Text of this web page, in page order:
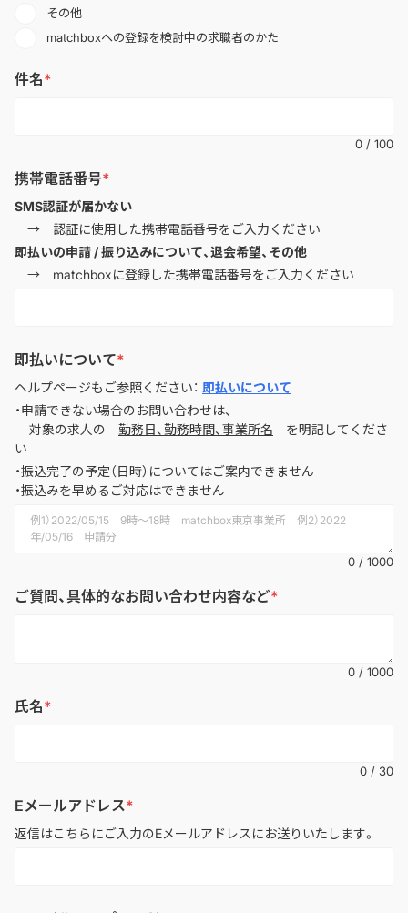
その他
matchboxへの登録を検討中の求職者のかた
件名
0 / 100
携帯電話番号
SMS認証が届かない
→ 認証に使用した携帯電話番号をご入力ください
即払いの申請 / 振り込みについて、退会希望、その他
→ matchboxに登録した携帯電話番号をご入力ください
即払いについて
ヘルプページもご参照ください： 即払いについて
・申請できない場合のお問い合わせは、
対象の求人の 勤務日、勤務時間、事業所名 を明記してくださ
い
・振込完了の予定（日時）についてはご案内できません
・振込みを早めるご対応はできません
0 / 1000
ご質問、具体的なお問い合わせ内容など
0 / 1000
氏名
0 / 30
Eメールアドレス
返信はこちらにご入力のEメールアドレスにお送りいたします。